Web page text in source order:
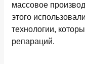
массовое
этого
технологии,
репараций.